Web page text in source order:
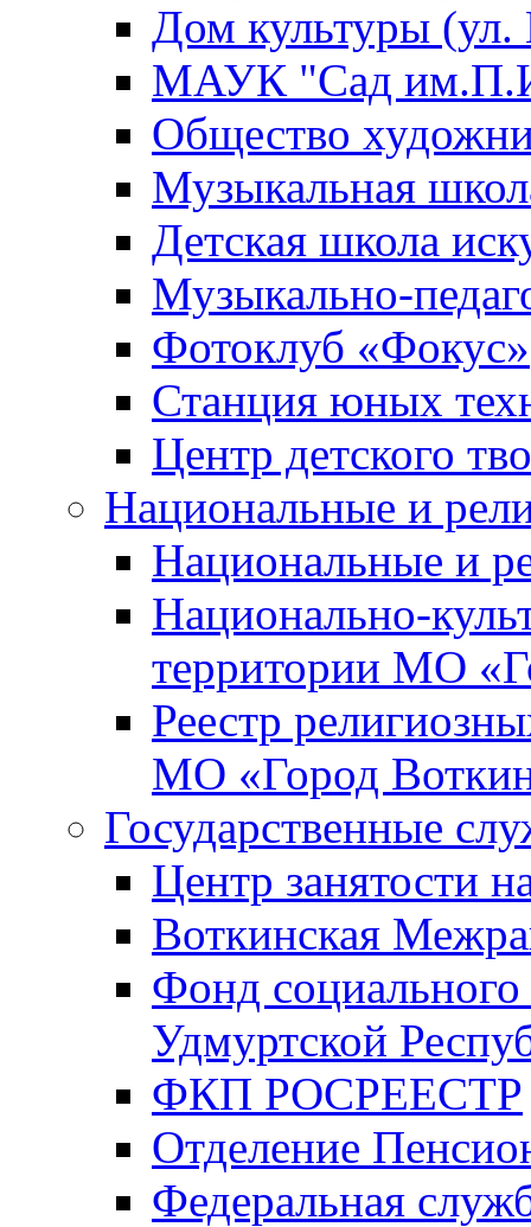
Дом культуры (ул.
МАУК "Сад
Общество
Музыкальная
Детская школа
Музыкально-
Фотоклуб «Фокус»
Станция юных
Центр детского
Национальные и
Национальные и
Национально-
территории МО
Реестр
МО «Город
Государственные
Центр занятости
Воткинская
Фонд
Удмуртской
ФКП РОСРЕЕСТР
Отделение
Федеральная